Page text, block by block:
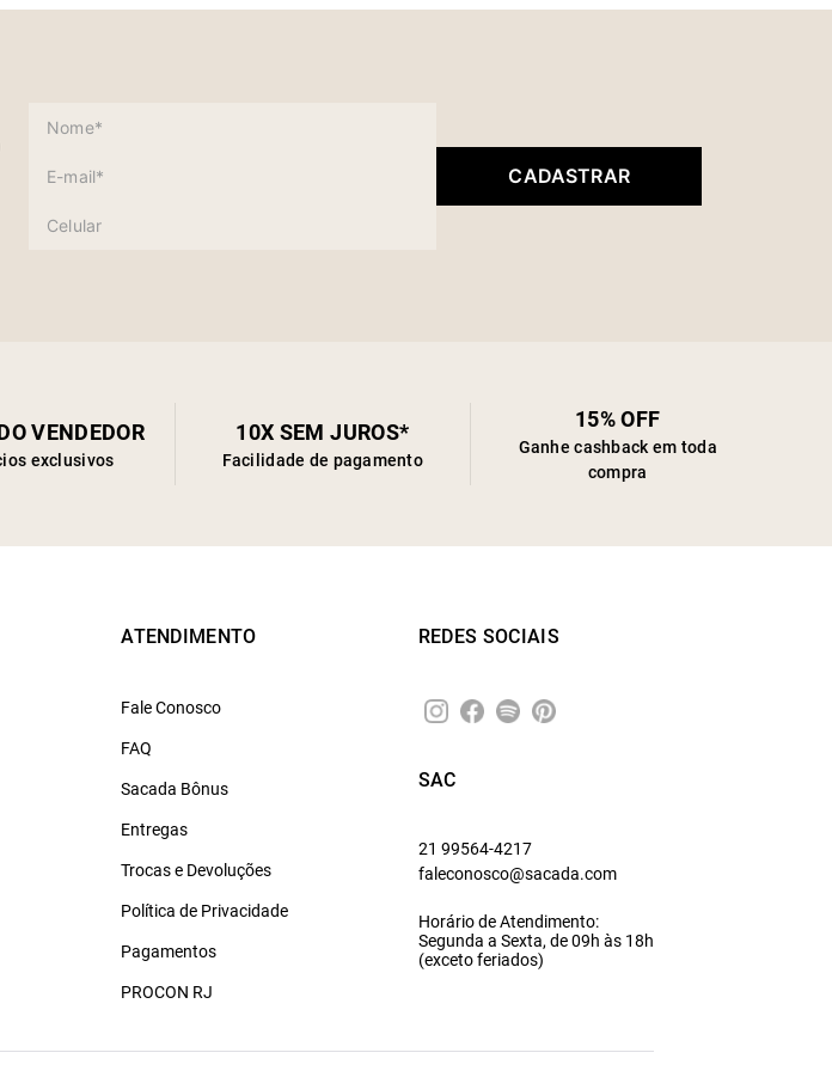
CADASTRAR
VENDEDOR
exclusivos
10X SEM JUROS*
Facilidade de pagamento
15% OFF
Ganhe cashback em toda
compra
ATENDIMENTO
Fale Conosco
FAQ
Sacada Bônus
Entregas
Trocas e Devoluções
Política de Privacidade
Pagamentos
PROCON RJ
REDES SOCIAIS
SAC
21 99564-4217
faleconosco@sacada.com
Horário de Atendimento:
Segunda a Sexta, de 09h às 18h
(exceto feriados)